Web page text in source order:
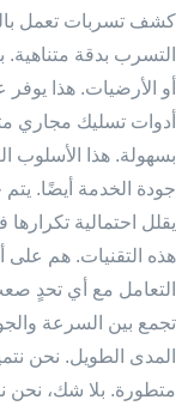
كشف تسربات تعمل
التسرب بدقة متناهية.
أو الأرضيات. هذا
أدوات تسليك مجاري
بسهولة. هذا الأسلوب
جودة الخدمة أيضًا.
يقلل احتمالية
هذه التقنيات. هم على
التعامل مع أي تحدٍ
تجمع بين السرعة
المدى الطويل. نحن
متطورة. بلا شك، نحن